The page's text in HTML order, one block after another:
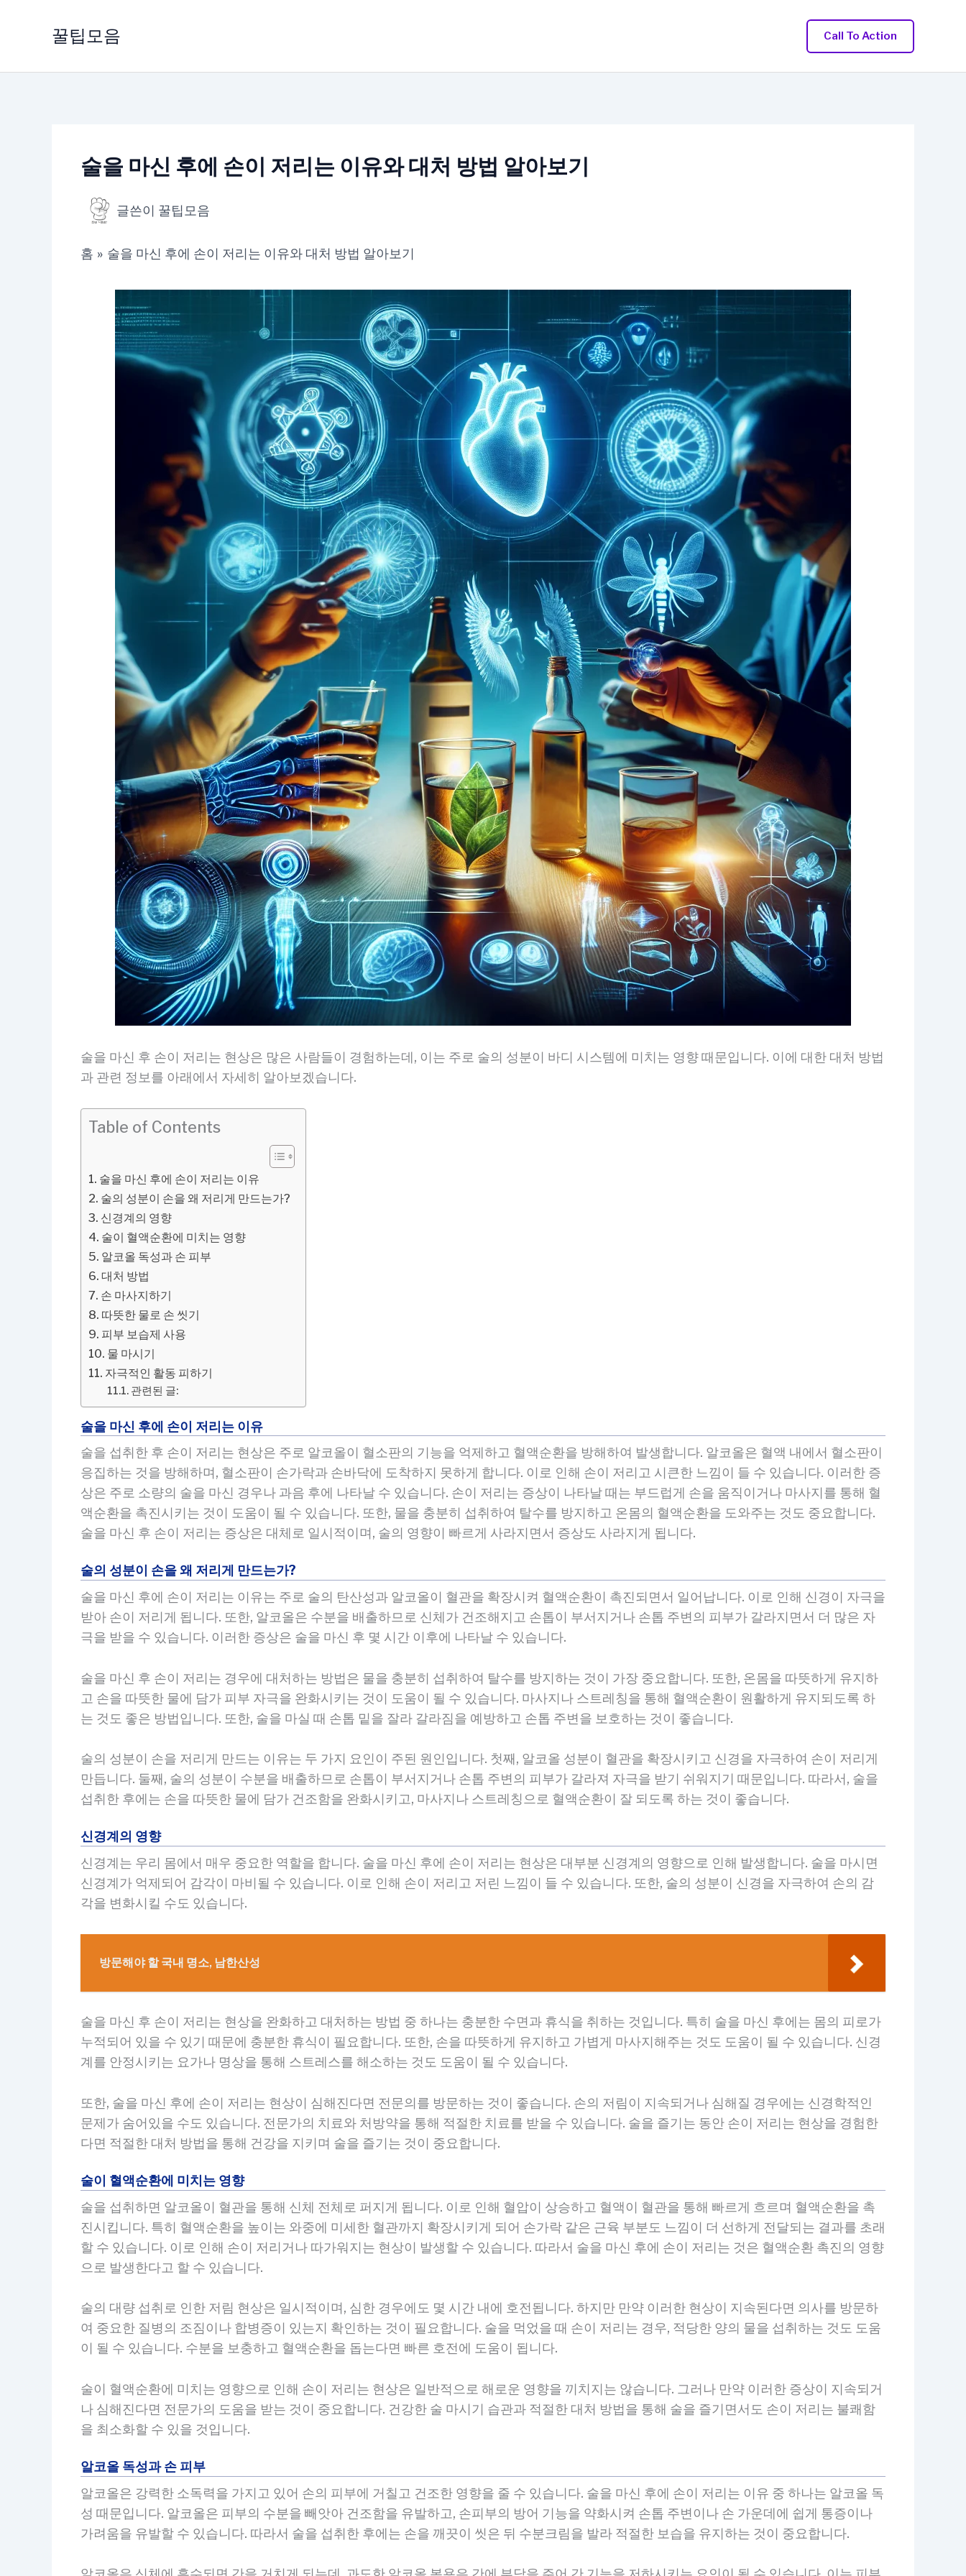
로
꿀팁모음 Call To Action
술을 마신 후에 손이 저리는 이유와 대처 방법 알아보기
글쓴이 꿀팁모음
홈 술을 마신 후에 손이 저리는 이유와 대처 방법 알아보기
술을 마신 후 손이 저리는 현상은 많은 사람들이 경험하는데, 이는 주로 술의 성분이 바디 시스템에 미치는 영향 때문입니다. 이에 대한 대처 방법
과 관련 정보를 아래에서 자세히 알아보겠습니다.
Table of Contents
술을 마신 후에 손이 저리는 이유
술의 성분이 손을 왜 저리게 만드는가?
신경계의 영향
술이 혈액순환에 미치는 영향
알코올 독성과 손 피부
대처 방법
손 마사지하기
따뜻한 물로 손 씻기
피부 보습제 사용
물 마시기
자극적인 활동 피하기
관련된 글:
술을 마신 후에 손이 저리는 이유
술을 섭취한 후 손이 저리는 현상은 주로 알코올이 혈소판의 기능을 억제하고 혈액순환을 방해하여 발생합니다. 알코올은 혈액 내에서 혈소판이
응집하는 것을 방해하며, 혈소판이 손가락과 손바닥에 도착하지 못하게 합니다. 이로 인해 손이 저리고 시큰한 느낌이 들 수 있습니다. 이러한 증
상은 주로 소량의 술을 마신 경우나 과음 후에 나타날 수 있습니다. 손이 저리는 증상이 나타날 때는 부드럽게 손을 움직이거나 마사지를 통해 혈
액순환을 촉진시키는 것이 도움이 될 수 있습니다. 또한, 물을 충분히 섭취하여 탈수를 방지하고 온몸의 혈액순환을 도와주는 것도 중요합니다.
술을 마신 후 손이 저리는 증상은 대체로 일시적이며, 술의 영향이 빠르게 사라지면서 증상도 사라지게 됩니다.
술의 성분이 손을 왜 저리게 만드는가?
술을 마신 후에 손이 저리는 이유는 주로 술의 탄산성과 알코올이 혈관을 확장시켜 혈액순환이 촉진되면서 일어납니다. 이로 인해 신경이 자극을
받아 손이 저리게 됩니다. 또한, 알코올은 수분을 배출하므로 신체가 건조해지고 손톱이 부서지거나 손톱 주변의 피부가 갈라지면서 더 많은 자
극을 받을 수 있습니다. 이러한 증상은 술을 마신 후 몇 시간 이후에 나타날 수 있습니다.
술을 마신 후 손이 저리는 경우에 대처하는 방법은 물을 충분히 섭취하여 탈수를 방지하는 것이 가장 중요합니다. 또한, 온몸을 따뜻하게 유지하
고 손을 따뜻한 물에 담가 피부 자극을 완화시키는 것이 도움이 될 수 있습니다. 마사지나 스트레칭을 통해 혈액순환이 원활하게 유지되도록 하
는 것도 좋은 방법입니다. 또한, 술을 마실 때 손톱 밑을 잘라 갈라짐을 예방하고 손톱 주변을 보호하는 것이 좋습니다.
술의 성분이 손을 저리게 만드는 이유는 두 가지 요인이 주된 원인입니다. 첫째, 알코올 성분이 혈관을 확장시키고 신경을 자극하여 손이 저리게
만듭니다. 둘째, 술의 성분이 수분을 배출하므로 손톱이 부서지거나 손톱 주변의 피부가 갈라져 자극을 받기 쉬워지기 때문입니다. 따라서, 술을
섭취한 후에는 손을 따뜻한 물에 담가 건조함을 완화시키고, 마사지나 스트레칭으로 혈액순환이 잘 되도록 하는 것이 좋습니다.
신경계의 영향
신경계는 우리 몸에서 매우 중요한 역할을 합니다. 술을 마신 후에 손이 저리는 현상은 대부분 신경계의 영향으로 인해 발생합니다. 술을 마시면
신경계가 억제되어 감각이 마비될 수 있습니다. 이로 인해 손이 저리고 저린 느낌이 들 수 있습니다. 또한, 술의 성분이 신경을 자극하여 손의 감
각을 변화시킬 수도 있습니다.
방문해야 할 국내 명소, 남한산성
술을 마신 후 손이 저리는 현상을 완화하고 대처하는 방법 중 하나는 충분한 수면과 휴식을 취하는 것입니다. 특히 술을 마신 후에는 몸의 피로가
누적되어 있을 수 있기 때문에 충분한 휴식이 필요합니다. 또한, 손을 따뜻하게 유지하고 가볍게 마사지해주는 것도 도움이 될 수 있습니다. 신경
계를 안정시키는 요가나 명상을 통해 스트레스를 해소하는 것도 도움이 될 수 있습니다.
또한, 술을 마신 후에 손이 저리는 현상이 심해진다면 전문의를 방문하는 것이 좋습니다. 손의 저림이 지속되거나 심해질 경우에는 신경학적인
문제가 숨어있을 수도 있습니다. 전문가의 치료와 처방약을 통해 적절한 치료를 받을 수 있습니다. 술을 즐기는 동안 손이 저리는 현상을 경험한
다면 적절한 대처 방법을 통해 건강을 지키며 술을 즐기는 것이 중요합니다.
술이 혈액순환에 미치는 영향
술을 섭취하면 알코올이 혈관을 통해 신체 전체로 퍼지게 됩니다. 이로 인해 혈압이 상승하고 혈액이 혈관을 통해 빠르게 흐르며 혈액순환을 촉
진시킵니다. 특히 혈액순환을 높이는 와중에 미세한 혈관까지 확장시키게 되어 손가락 같은 근육 부분도 느낌이 더 선하게 전달되는 결과를 초래
할 수 있습니다. 이로 인해 손이 저리거나 따가워지는 현상이 발생할 수 있습니다. 따라서 술을 마신 후에 손이 저리는 것은 혈액순환 촉진의 영향
으로 발생한다고 할 수 있습니다.
술의 대량 섭취로 인한 저림 현상은 일시적이며, 심한 경우에도 몇 시간 내에 호전됩니다. 하지만 만약 이러한 현상이 지속된다면 의사를 방문하
여 중요한 질병의 조짐이나 합병증이 있는지 확인하는 것이 필요합니다. 술을 먹었을 때 손이 저리는 경우, 적당한 양의 물을 섭취하는 것도 도움
이 될 수 있습니다. 수분을 보충하고 혈액순환을 돕는다면 빠른 호전에 도움이 됩니다.
술이 혈액순환에 미치는 영향으로 인해 손이 저리는 현상은 일반적으로 해로운 영향을 끼치지는 않습니다. 그러나 만약 이러한 증상이 지속되거
나 심해진다면 전문가의 도움을 받는 것이 중요합니다. 건강한 술 마시기 습관과 적절한 대처 방법을 통해 술을 즐기면서도 손이 저리는 불쾌함
을 최소화할 수 있을 것입니다.
알코올 독성과 손 피부
알코올은 강력한 소독력을 가지고 있어 손의 피부에 거칠고 건조한 영향을 줄 수 있습니다. 술을 마신 후에 손이 저리는 이유 중 하나는 알코올 독
성 때문입니다. 알코올은 피부의 수분을 빼앗아 건조함을 유발하고, 손피부의 방어 기능을 약화시켜 손톱 주변이나 손 가운데에 쉽게 통증이나
가려움을 유발할 수 있습니다. 따라서 술을 섭취한 후에는 손을 깨끗이 씻은 뒤 수분크림을 발라 적절한 보습을 유지하는 것이 중요합니다.